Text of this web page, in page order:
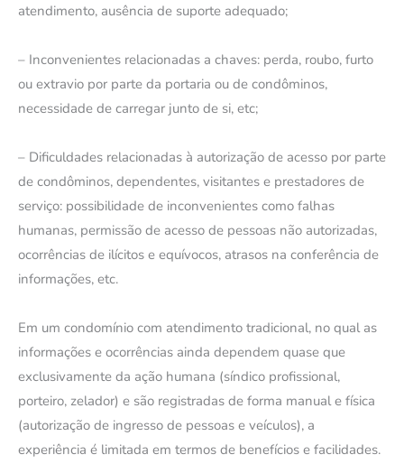
atendimento, ausência de suporte adequado;
– Inconvenientes relacionadas a chaves: perda, roubo, furto
ou extravio por parte da portaria ou de condôminos,
necessidade de carregar junto de si, etc;
– Dificuldades relacionadas à autorização de acesso por parte
de condôminos, dependentes, visitantes e prestadores de
serviço: possibilidade de inconvenientes como falhas
humanas, permissão de acesso de pessoas não autorizadas,
ocorrências de ilícitos e equívocos, atrasos na conferência de
informações, etc.
Em um condomínio com atendimento tradicional, no qual as
informações e ocorrências ainda dependem quase que
exclusivamente da ação humana (síndico profissional,
porteiro, zelador) e são registradas de forma manual e física
(autorização de ingresso de pessoas e veículos), a
experiência é limitada em termos de benefícios e facilidades.